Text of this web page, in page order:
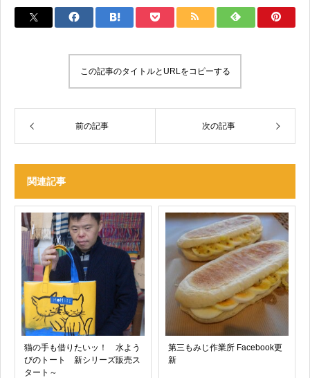
この記事のタイトルとURLをコピーする
前の記事 次の記事
関連記事
猫の手も借りたいッ！ 水よう
びのトート 新シリーズ販売ス
タート～
第三もみじ作業所 Facebook更
新